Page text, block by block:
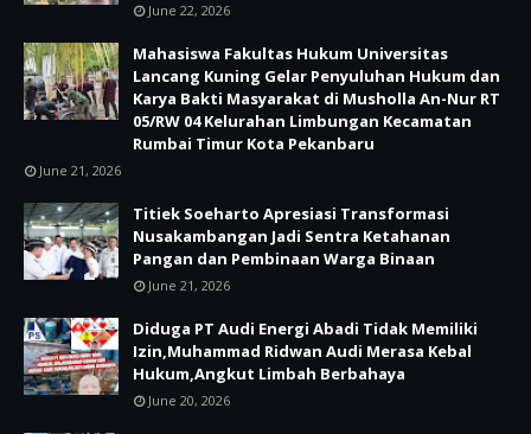
June 22, 2026
Mahasiswa Fakultas Hukum Universitas
Lancang Kuning Gelar Penyuluhan Hukum dan
Karya Bakti Masyarakat di Musholla An-Nur RT
05/RW 04 Kelurahan Limbungan Kecamatan
Rumbai Timur Kota Pekanbaru
June 21, 2026
Titiek Soeharto Apresiasi Transformasi
Nusakambangan Jadi Sentra Ketahanan
Pangan dan Pembinaan Warga Binaan
June 21, 2026
Diduga PT Audi Energi Abadi Tidak Memiliki
Izin,Muhammad Ridwan Audi Merasa Kebal
Hukum,Angkut Limbah Berbahaya
June 20, 2026